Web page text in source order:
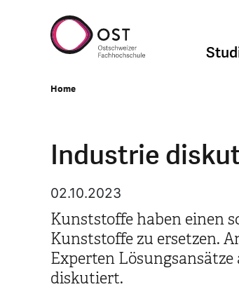
Home
Industrie
02.10.2023
Kunststoffe haben einen
Kunststoffe zu ersetzen.
Experten
diskutiert.